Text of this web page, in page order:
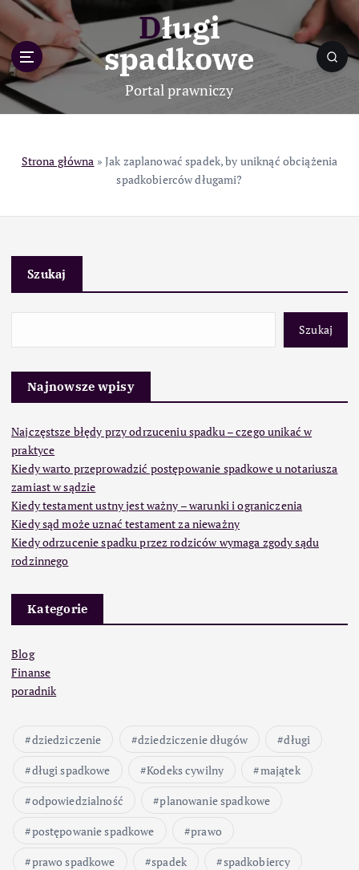
p
o
c
Długi
spadkowe
Portal prawniczy
Strona główna »Jak zaplanować spadek, by uniknąć obciążenia
spadkobierców długami?
Szukaj
Szukaj
Najnowsze wpisy
Najczęstsze błędy przy odrzuceniu spadku – czego unikać w
praktyce
Kiedy warto przeprowadzić postępowanie spadkowe u notariusza
zamiast w sądzie
Kiedy testament ustny jest ważny – warunki i ograniczenia
Kiedy sąd może uznać testament za nieważny
Kiedy odrzucenie spadku przez rodziców wymaga zgody sądu
rodzinnego
Kategorie
Blog
Finanse
poradnik
dziedziczenie dziedziczenie długów
długi
długi spadkowe
Kodeks cywilny
majątek
odpowiedzialność
planowanie spadkowe
postępowanie spadkowe
prawo
prawo spadkowe
spadek
spadkobiercy